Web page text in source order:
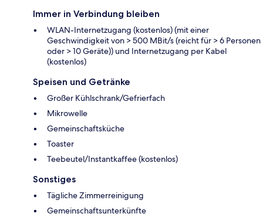
Immer in Verbindung bleiben
WLAN-Internetzugang (kostenlos) (mit einer
Geschwindigkeit von > 500 MBit/s (reicht für > 6 Personen
oder > 10 Geräte)) und Internetzugang per Kabel
(kostenlos)
Speisen und Getränke
Großer Kühlschrank/Gefrierfach
Mikrowelle
Gemeinschaftsküche
Toaster
Teebeutel/Instantkaffee (kostenlos)
Sonstiges
Tägliche Zimmerreinigung
Gemeinschaftsunterkünfte